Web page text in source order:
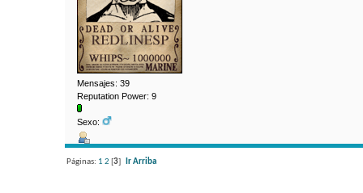
Mensajes: 39
Reputation Power: 9
Sexo:
Páginas: 1 2 [3] Ir Arriba